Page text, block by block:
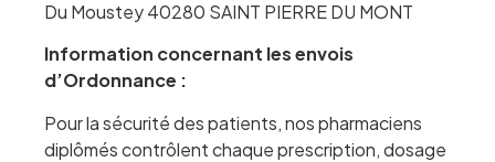
Du Moustey 40280 SAINT PIERRE DU MONT
Information concernant les envois
d’Ordonnance :
Pour la sécurité des patients, nos pharmaciens
diplômés contrôlent chaque prescription, dosage